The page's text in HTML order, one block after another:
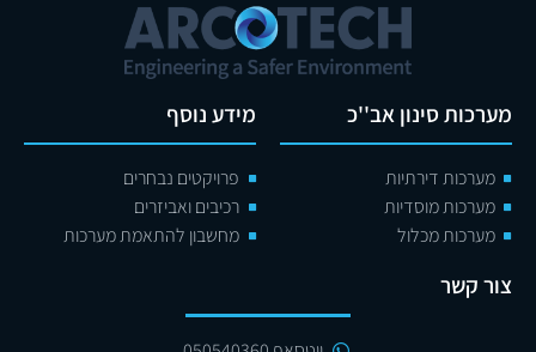
מערכות סינון אב''כ
מערכות דירתיות
מערכות מוסדיות
מערכות מכלול
מידע נוסף
פרויקטים נבחרים
רכיבים ואביזרים
מחשבון להתאמת מערכות
צור קשר